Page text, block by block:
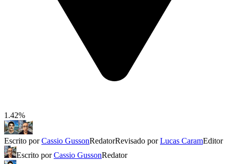
1.42%
Escrito porCassio GussonRedatorRevisado porLucas CaramEditor
Escrito porCassio GussonRedator